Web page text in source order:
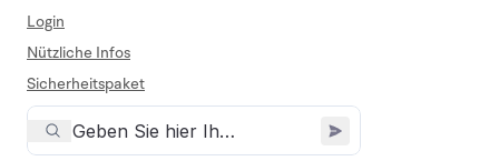
Login
Nützliche Infos
Sicherheitspaket